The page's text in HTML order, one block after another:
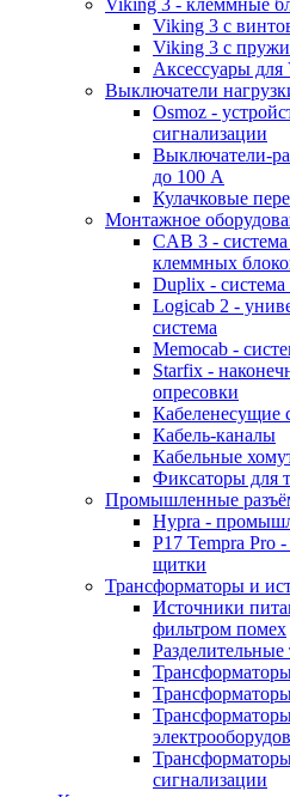
Viking 3 - клеммные
Viking 3 с
Viking 3 с
Аксессуары
Выключатели
Osmoz -
сигнализации
Выключатели-
до 100 А
Кулачковые
Монтажное
CAB 3 -
клеммных
Duplix - система
Logicab 2 -
система
Memocab -
Starfix -
опресовки
Кабеленесущие
Кабель-каналы
Кабельные
Фиксаторы для
Промышленные
Hypra -
P17 Tempra Pro
щитки
Трансформаторы и
Источники
фильтром помех
сигнализации